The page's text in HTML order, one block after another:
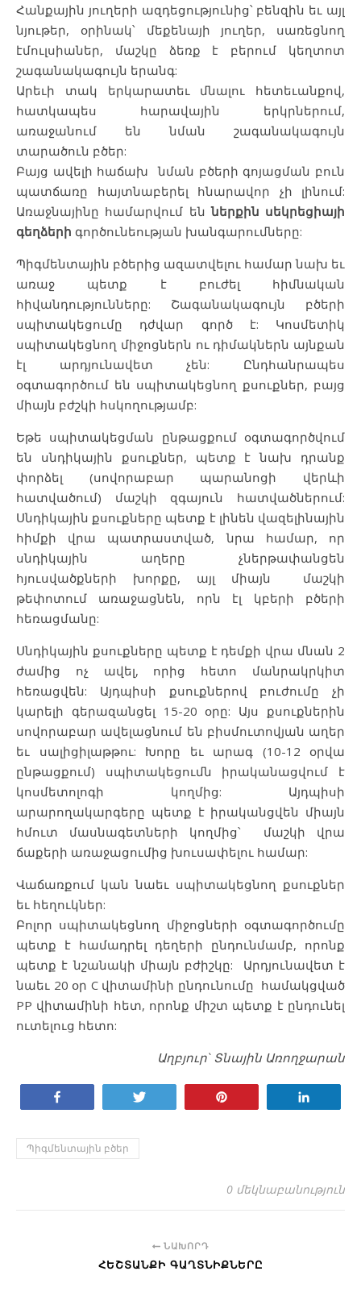
Հանքային յուղերի ազդեցությունից՝ բենզին եւ այլ
նյութեր, օրինակ՝ մեքենայի յուղեր, սառեցնող
էմուլսիաներ, մաշկը ձեռք է բերում կեղտոտ
շագանակագույն երանգ:
Արեւի տակ երկարատեւ մնալու հետեւանքով,
հատկապես հարավային երկրներում,
առաջանում են նման շագանակագույն
տարածուն բծեր:
Բայց ավելի հաճախ նման բծերի գոյացման բուն
պատճառը հայտնաբերել հնարավոր չի լինում:
Առաջնայինը համարվում եններքին սեկրեցիայի
գեղձերի գործունեության խանգարումները:
Պիգմենտային բծերից ազատվելու համար նախ եւ
առաջ պետք է բուժել հիմնական
հիվանդությունները: Շագանակագույն բծերի
սպիտակեցումը դժվար գործ է: Կոսմետիկ
սպիտակեցնող միջոցներն ու դիմակներն այնքան
էլ արդյունավետ չեն: Ընդհանրապես
օգտագործում են սպիտակեցնող քսուքներ, բայց
միայն բժշկի հսկողությամբ:
Եթե սպիտակեցման ընթացքում օգտագործվում
են սնդիկային քսուքներ, պետք է նախ դրանք
փորձել (սովորաբար պարանոցի վերևի
հատվածում) մաշկի զգայուն հատվածներում:
Սնդիկային քսուքները պետք է լինեն վազելինային
հիմքի վրա պատրաստված, նրա համար, որ
սնդիկային աղերը չներթափանցեն
հյուսվածքների խորքը, այլ միայն մաշկի
թեփոտում առաջացնեն, որն էլ կբերի բծերի
հեռացմանը:
Սնդիկային քսուքները պետք է դեմքի վրա մնան 2
ժամից ոչ ավել, որից հետո մանրակրկիտ
հեռացվեն: Այդպիսի քսուքներով բուժումը չի
կարելի գերազանցել 15-20 օրը: Այս քսուքներին
սովորաբար ավելացնում են բիսմուտովյան աղեր
եւ սալիցիլաթթու: Խորը եւ արագ (10-12 օրվա
ընթացքում) սպիտակեցումն իրականացվում է
կոսմետոլոգի կողմից: Այդպիսի
արարողակարգերը պետք է իրականցվեն միայն
հմուտ մասնագետների կողմից՝ մաշկի վրա
ճաքերի առաջացումից խուսափելու համար:
Վաճառքում կան նաեւ սպիտակեցնող քսուքներ
եւ հեղուկներ:
Բոլոր սպիտակեցնող միջոցների օգտագործումը
պետք է համադրել դեղերի ընդունմամբ, որոնք
պետք է նշանակի միայն բժիշկը: Արդյունավետ է
նաեւ 20 օր C վիտամինի ընդունումը համակցված
PP վիտամինի հետ, որոնք միշտ պետք է ընդունել
ուտելուց հետո:
Աղբյուր` Տնային Առողջարան
Պիգմենտային բծեր
0 մեկնաբանություն
ՆԱԽՈՐԴ
ՀԵՇՏԱՆՔԻ ԳԱՂՏՆԻՔՆԵՐԸ